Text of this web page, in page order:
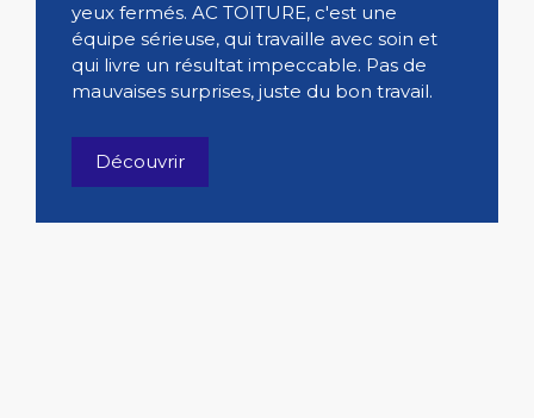
yeux fermés. AC TOITURE, c'est une
équipe sérieuse, qui travaille avec soin et
qui livre un résultat impeccable. Pas de
mauvaises surprises, juste du bon travail.
Découvrir